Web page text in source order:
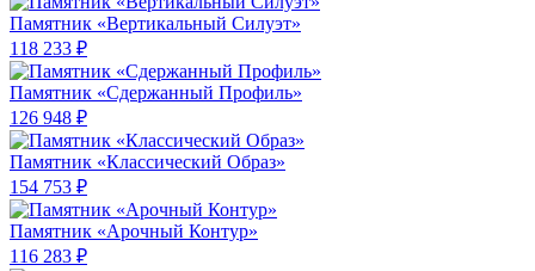
Памятник «Вертикальный Силуэт»
118 233 ₽
Памятник «Сдержанный Профиль»
126 948 ₽
Памятник «Классический Образ»
154 753 ₽
Памятник «Арочный Контур»
116 283 ₽